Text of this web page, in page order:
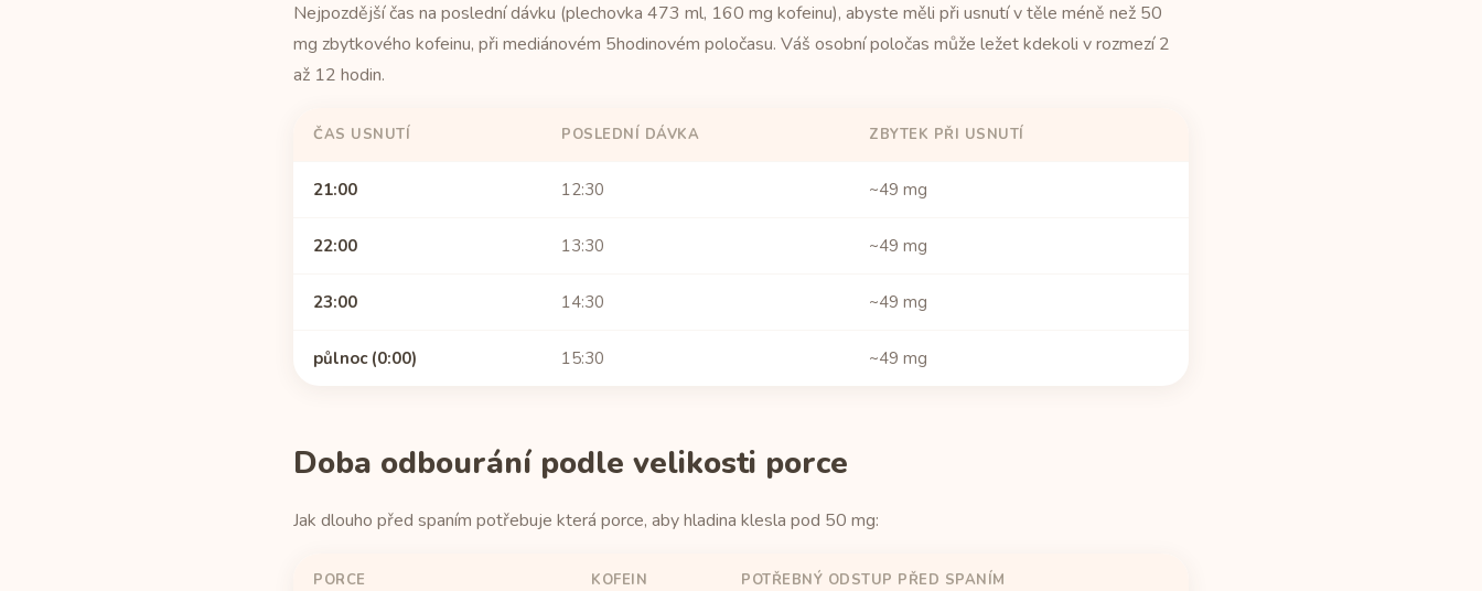
Nejpozdější čas na poslední dávku (plechovka 473 ml, 160 mg kofeinu), abyste měli při usnutí v těle méně než 50
mg zbytkového kofeinu, při mediánovém 5hodinovém poločasu. Váš osobní poločas může ležet kdekoli v rozmezí 2
až 12 hodin.
ČAS USNUTÍ POSLEDNÍ DÁVKA ZBYTEK PŘI USNUTÍ
21:00 12:30 ~49 mg
22:00 13:30 ~49 mg
23:00 14:30 ~49 mg
půlnoc (0:00) 15:30 ~49 mg
Doba odbourání podle velikosti porce
Jak dlouho před spaním potřebuje která porce, aby hladina klesla pod 50 mg:
PORCE KOFEIN POTŘEBNÝ ODSTUP PŘED SPANÍM